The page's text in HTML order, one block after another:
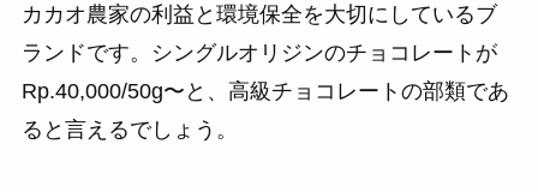
カカオ農家の利益と環境保全を大切にしているブ
ランドです。シングルオリジンのチョコレートが
Rp.40,000/50g〜と、高級チョコレートの部類であ
ると言えるでしょう。